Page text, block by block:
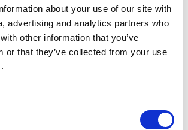
about your use of our site with
advertising and analytics partners who
other information that you’ve
or that they’ve collected from your use